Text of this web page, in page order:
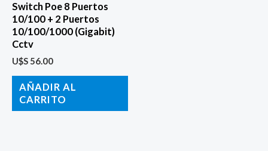
Switch Poe 8 Puertos
10/100 + 2 Puertos
10/100/1000 (Gigabit)
Cctv
U$S 56.00
AÑADIR AL
CARRITO